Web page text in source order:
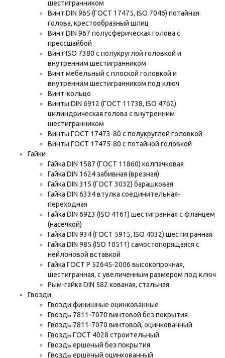
шестигранником
Винт DIN 965 (ГОСТ 17475, ISO 7046) потайная
голова, крестообразный шлиц
Винт DIN 967 полусферическая голова с
прессшайбой
Винт ISO 7380 с полукруглой головкой и
внутренним шестигранником
Винт мебельный с плоской головкой и
внутренним шестигранником под ключ
Винт-кольцо
Винты DIN 6912 (ГОСТ 11738, ISO 4762)
цилиндрическая голова с внутренним
шестигранником
Винты ГОСТ 17473-80 с полукруглой головкой
Винты ГОСТ 17475-80 с потайной головкой
Гайки
Гайка DIN 1587 (ГОСТ 11860) колпачковая
Гайка DIN 1624 забивная (врезная)
Гайка DIN 315 (ГОСТ 3032) барашковая
Гайка DIN 6334 втулка соединительная-
переходная
Гайка DIN 6923 (ISO 4161) шестигранная с фланцем
(насечкой)
Гайка DIN 934 (ГОСТ 5915, ISO 4032) шестигранная
Гайка DIN 985 (ISO 10511) самостопорящаяся с
нейлоновой вставкой
Гайка ГОСТ Р 52645-2006 высокопрочная,
шестигранная, с увеличенным размером под ключ
Рым-гайка DIN 582 кованая, стальная
Гвозди
Гвозди финишные оцинкованные
Гвоздь 7811-7070 винтовой без покрытия
Гвоздь 7811-7070 винтовой, оцинкованный
Гвоздь ГОСТ 4028 строительный
Гвоздь ершеный без покрытия
Гвоздь ершёный оцинкованный